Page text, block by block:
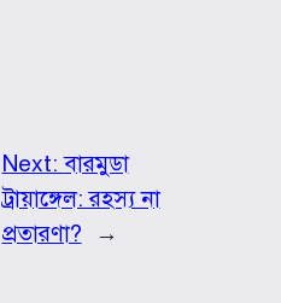
Next:বারমুডা
ট্রায়াঙ্গেল: রহস্য না
প্রতারণা?
→